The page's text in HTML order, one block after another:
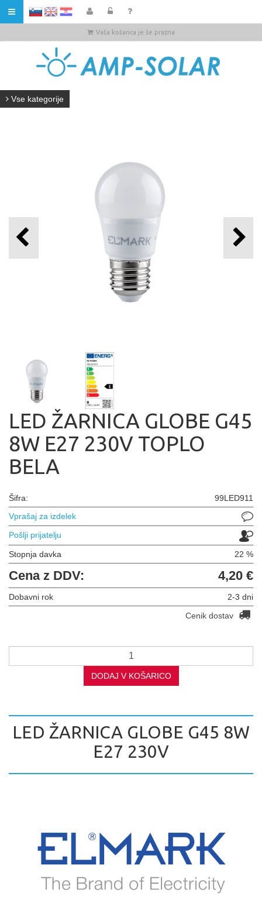
HR
Vaša košarica je še prazna
Vse kategorije
LED ŽARNICA GLOBE G45
8W E27 230V TOPLO
BELA
Šifra:
99LED911
Vprašaj za izdelek
Pošlji prijatelju
Stopnja davka 22 %
Cena z DDV: 4,20 €
Dobavni rok
2-3 dni
Cenik dostav
DODAJ V KOŠARICO
LED ŽARNICA GLOBE G45 8W
E27 230V